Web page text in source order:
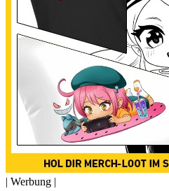
| Werbung |